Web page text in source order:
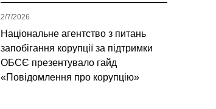
Національне агентство з питань
запобігання корупції за підтримки
ОБСЄ презентувало гайд
«Повідомлення про корупцію»
2/7/2026